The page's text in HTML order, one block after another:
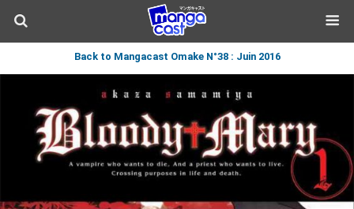
Back to Mangacast Omake N°38 : Juin 2016